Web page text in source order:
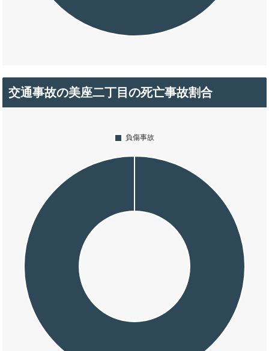
交通事故の美座二丁目の死亡事故割合